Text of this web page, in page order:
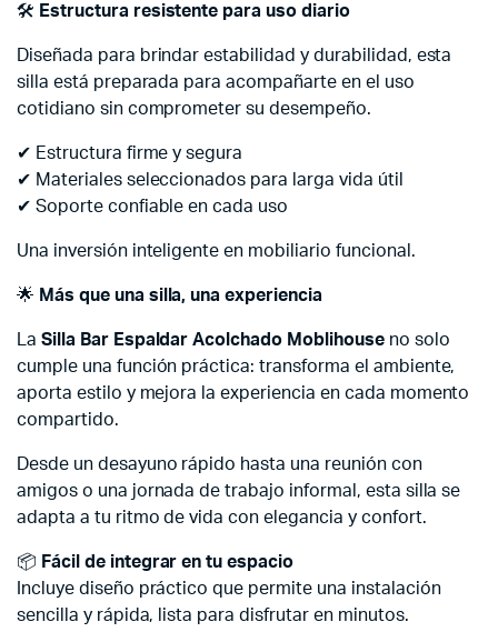
🛠️ Estructura resistente para uso diario
Diseñada para brindar estabilidad y durabilidad, esta
silla está preparada para acompañarte en el uso
cotidiano sin comprometer su desempeño.
✔ Estructura firme y segura
✔ Materiales seleccionados para larga vida útil
✔ Soporte confiable en cada uso
Una inversión inteligente en mobiliario funcional.
🌟 Más que una silla, una experiencia
La Silla Bar Espaldar Acolchado Moblihouseno solo
cumple una función práctica: transforma el ambiente,
aporta estilo y mejora la experiencia en cada momento
compartido.
Desde un desayuno rápido hasta una reunión con
amigos o una jornada de trabajo informal, esta silla se
adapta a tu ritmo de vida con elegancia y confort.
📦 Fácil de integrar en tu espacio
Incluye diseño práctico que permite una instalación
sencilla y rápida, lista para disfrutar en minutos.